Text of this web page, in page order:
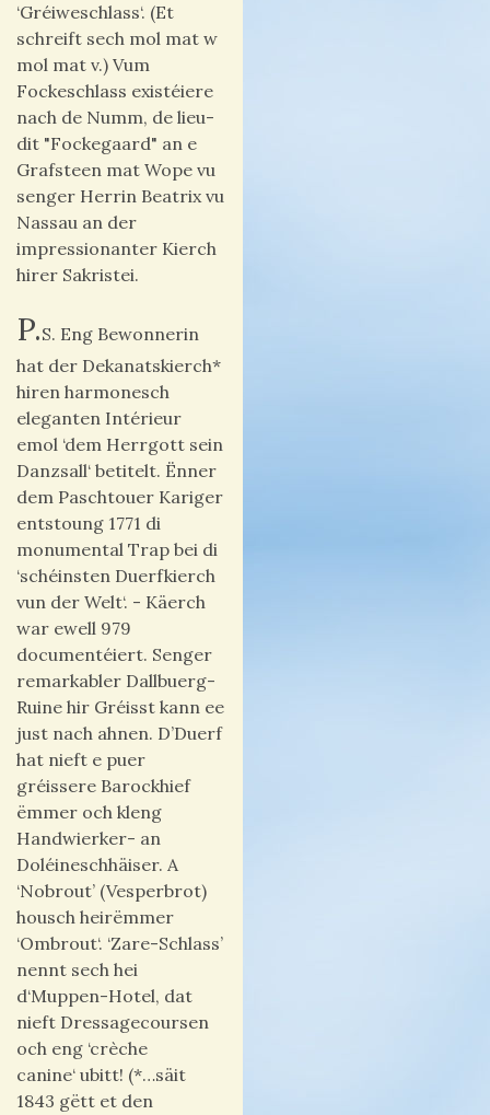
‘Gréiweschlass‘. (Et
schreift sech mol mat w
mol mat v.) Vum
Fockeschlass existéiere
nach de Numm, de lieu-
dit "Fockegaard" an e
Grafsteen mat Wope vu
senger Herrin Beatrix vu
Nassau an der
impressionanter Kierch
hirer Sakristei.
P.S. Eng Bewonnerin
hat der Dekanatskierch*
hiren harmonesch
eleganten Intérieur
emol ‘dem Herrgott sein
Danzsall‘ betitelt. Ënner
dem Paschtouer Kariger
entstoung 1771 di
monumental Trap bei di
‘schéinsten Duerfkierch
vun der Welt‘. - Käerch
war ewell 979
documentéiert. Senger
remarkabler Dallbuerg-
Ruine hir Gréisst kann ee
just nach ahnen. D’Duerf
hat nieft e puer
gréissere Barockhief
ëmmer och kleng
Handwierker- an
Doléineschhäiser. A
‘Nobrout’ (Vesperbrot)
housch heirëmmer
‘Ombrout‘. ‘Zare-Schlass’
nennt sech hei
d‘Muppen-Hotel, dat
nieft Dressagecoursen
och eng ‘crèche
canine‘ ubitt! (*…säit
1843 gëtt et den